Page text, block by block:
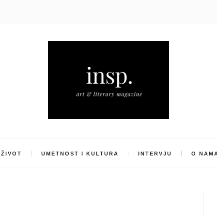
ŽIVOT UMETNOST I KULTURA INTERVJU O